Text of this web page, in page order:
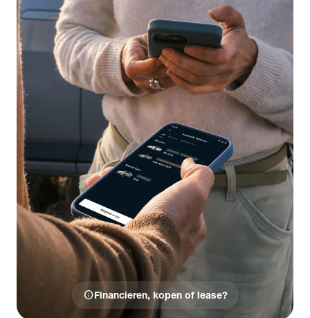
infoFinancieren, kopen of lease?